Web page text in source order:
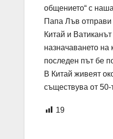
общението“ с
Папа Лъв отправи
Китай и
назначаването на
последен път бе
В Китай живеят
съществува от
19